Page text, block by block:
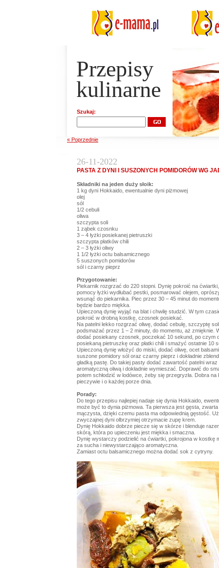
Przepisy
kulinarne
Szukaj:
« Poprzednie
26-11-2022
PASTA Z DYNI I SUSZONYCH POMIDORÓW WG
Składniki na jeden duży słoik:
1 kg dyni Hokkaido, ewentualnie dyni piżmowej
olej
sól
1/2 cebuli
oliwa
szczypta soli
1 ząbek czosnku
3 – 4 łyżki posiekanej pietruszki
szczypta płatków chili
2 – 3 łyżki oliwy
1 1/2 łyżki octu balsamicznego
5 suszonych pomidorów
sól i czarny pieprz
Przygotowanie:
Piekarnik rozgrzać do 220 stopni. Dynię pokroić na
pomocy łyżki wydłubać pestki, posmarować olejem,
wsunąć do piekarnika. Piec przez 30 – 45 minut do
będzie bardzo miękka.
Upieczoną dynię wyjąć na blat i chwilę studzić. W tym
pokroić w drobną kostkę, czosnek posiekać.
Na patelni lekko rozgrzać oliwę, dodać cebulę, szczyptę
podsmażać przez 1 – 2 minuty, do momentu, aż zmięknie.
dodać posiekany czosnek, poczekać 10 sekund, po czym
posiekaną pietruszkę oraz płatki chili i smażyć ostatnie 10
Upieczoną dynię włożyć do miski, dodać oliwę, ocet
suszone pomidory sól oraz czarny pieprz i dokładnie
gładką pastę. Do takiej pasty dodać zawartość patelni wraz
aromatyczną oliwą i dokładnie wymieszać. Doprawić do
potem schłodzić w lodówce, żeby się przegryzła. Dobra na
pieczywie i o każdej porze dnia.
Porady:
Do tego przepisu najlepiej nadaje się dynia Hokkaido,
może być to dynia piżmowa. Ta pierwsza jest gęsta, zwarta
mączysta, dzięki czemu pasta ma odpowiednią gęstość.
zwyczajnej dyni olbrzymiej otrzymacie zupę krem.
Dynię Hokkaido dobrze piecze się w skórze i blenduje
skórą, która po upieczeniu jest miękka i smaczna.
Dynię wystarczy podzielić na ćwiartki, pokrojona w kostkę
za sucha i niewystarczająco aromatyczna.
Zamiast octu balsamicznego można dodać sok z cytryny.